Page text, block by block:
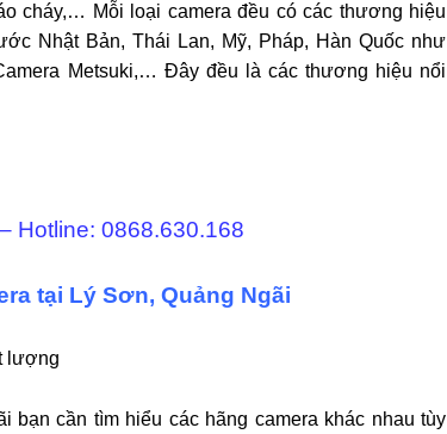
cháy,… Mỗi loại camera đều có các thương hiệu
Nhật Bản, Thái Lan, Mỹ, Pháp, Hàn Quốc như
Metsuki,… Đây đều là các thương hiệu nổi
Hotline: 0868.630.168
tại Lý Sơn, Quảng Ngãi
lượng
bạn cần tìm hiểu các hãng camera khác nhau tùy